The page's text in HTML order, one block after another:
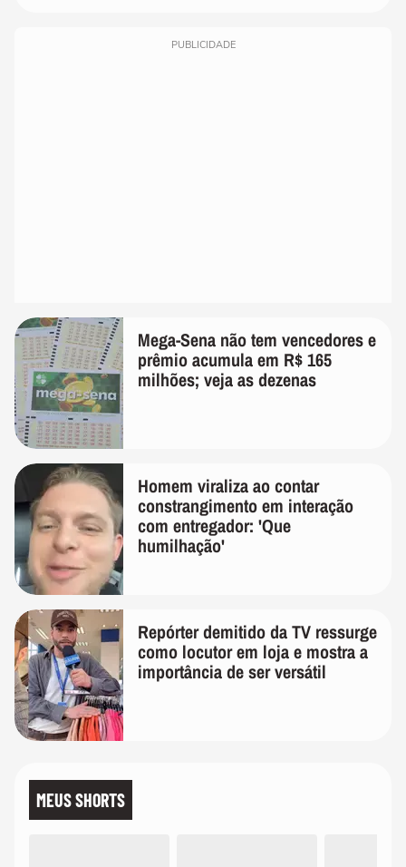
PUBLICIDADE
Mega-Sena não tem vencedores e
prêmio acumula em R$ 165
milhões; veja as dezenas
Homem viraliza ao contar
constrangimento em interação
com entregador: 'Que
humilhação'
Repórter demitido da TV ressurge
como locutor em loja e mostra a
importância de ser versátil
MEUS SHORTS